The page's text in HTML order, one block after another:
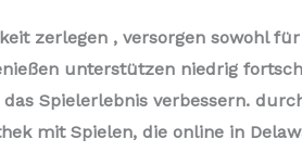
zerlegen , versorgen sowohl
unterstützen niedrig
Spielerlebnis verbessern.
mit Spielen, die online in